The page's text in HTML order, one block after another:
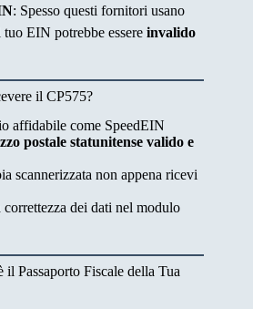
: Spesso questi fornitori usano
EIN potrebbe essere invalido
il CP575?
affidabile come SpeedEIN
postale statunitense valido e
scannerizzata non appena ricevi
dei dati nel modulo
Passaporto Fiscale della Tua